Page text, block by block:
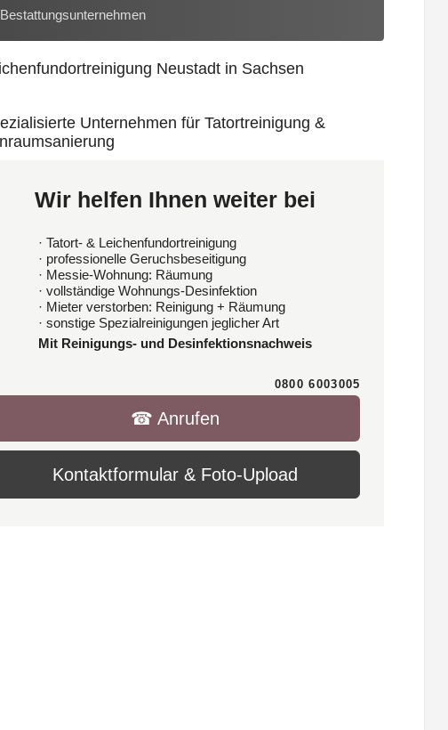
Bestattungsunternehmen
Wir helfen Ihnen weiter bei
· Tatort- & Leichenfundortreinigung
· professionelle Geruchsbeseitigung
· Messie-Wohnung: Räumung
· vollständige Wohnungs-Desinfektion
· Mieter verstorben: Reinigung + Räumung
· sonstige Spezialreinigungen jeglicher Art
Mit Reinigungs- und Desinfektionsnachweis
0800 6003005
☎︎ Anrufen
Kontaktformular & Foto-Upload